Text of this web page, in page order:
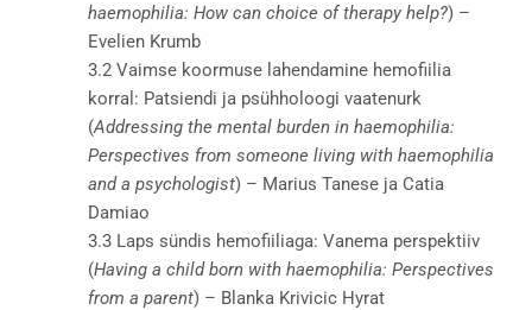
haemophilia: How can choice of therapy help?) –
Evelien Krumb
3.2 Vaimse koormuse lahendamine hemofiilia
korral: Patsiendi ja psühholoogi vaatenurk
(Addressing the mental burden in haemophilia:
Perspectives from someone living with haemophilia
and a psychologist) – Marius Tanese ja Catia
Damiao
3.3 Laps sündis hemofiiliaga: Vanema perspektiiv
(Having a child born with haemophilia: Perspectives
from a parent) – Blanka Krivicic Hyrat